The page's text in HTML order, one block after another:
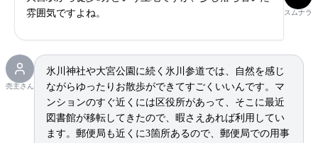
スムナラ
雰囲気ですよね。
売主さん
氷川神社や大宮公園に続く氷川参道では、自然を感じ
ながらゆったりお散歩ができてすごくいいんです。マ
ンションのすぐ近くには区役所があって、そこに最近
図書館が移転してきたので、暇さえあれば利用してい
ます。郵便局も近くに3箇所あるので、郵便局での用事